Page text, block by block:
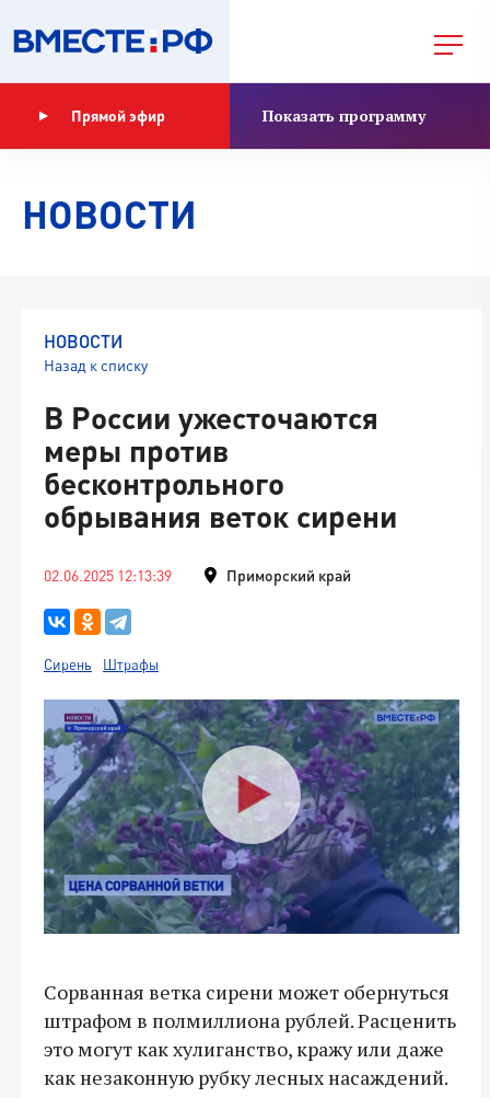
Прямой эфир Показать программу
НОВОСТИ
НОВОСТИ
Назад к списку
В России ужесточаются
меры против
бесконтрольного
обрывания веток сирени
02.06.2025 12:13:39 Приморский край
Сирень Штрафы
Сорванная ветка сирени может обернуться
штрафом в полмиллиона рублей. Расценить
это могут как хулиганство, кражу или даже
как незаконную рубку лесных насаждений.